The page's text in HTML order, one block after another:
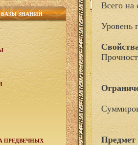
БАЗЫ ЗНАНИЙ
ПРЕДВЕЧНЫХ
Всего на
Уровень